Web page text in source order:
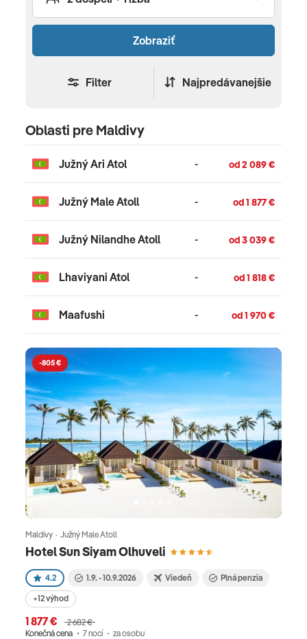
Oblasti pre Maldivy
Južný Ari Atol - od 2 089 €
Južný Male Atoll - od 1 877 €
Južný Nilandhe Atoll - od 3 039 €
Lhaviyani Atol - od 1 818 €
Maafushi - od 1 970 €
-805 €
Hotel Sun Siyam Olhuveli
Maldivy · Južný Male Atoll
4.2 1.9. - 10.9.2026 Viedeň Plná penzia
+12 výhod
1 877 €
2 682 €
Konečná cena
7 nocí za osobu
Zobraziť
Filter Najpredávanejšie